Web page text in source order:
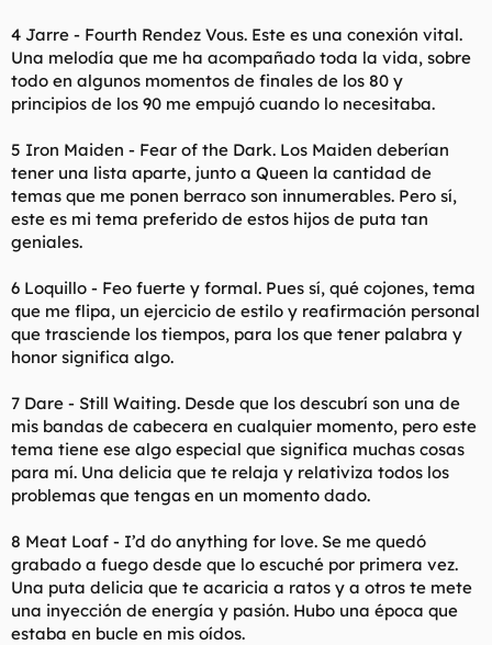
4 Jarre - Fourth Rendez Vous. Este es una conexión vital.
Una melodía que me ha acompañado toda la vida, sobre
todo en algunos momentos de finales de los 80 y
principios de los 90 me empujó cuando lo necesitaba.
5 Iron Maiden - Fear of the Dark. Los Maiden deberían
tener una lista aparte, junto a Queen la cantidad de
temas que me ponen berraco son innumerables. Pero sí,
este es mi tema preferido de estos hijos de puta tan
geniales.
6 Loquillo - Feo fuerte y formal. Pues sí, qué cojones, tema
que me flipa, un ejercicio de estilo y reafirmación personal
que trasciende los tiempos, para los que tener palabra y
honor significa algo.
7 Dare - Still Waiting. Desde que los descubrí son una de
mis bandas de cabecera en cualquier momento, pero este
tema tiene ese algo especial que significa muchas cosas
para mí. Una delicia que te relaja y relativiza todos los
problemas que tengas en un momento dado.
8 Meat Loaf - I’d do anything for love. Se me quedó
grabado a fuego desde que lo escuché por primera vez.
Una puta delicia que te acaricia a ratos y a otros te mete
una inyección de energía y pasión. Hubo una época que
estaba en bucle en mis oídos.